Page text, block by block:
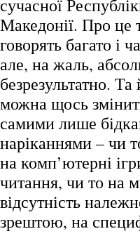
сучасної
Македонії. Про це
говорять багато і
але, на жаль,
безрезультатно. Та
можна щось
самими лише
наріканнями – чи
на комп’ютерні
читання, чи то на
відсутність
зрештою, на